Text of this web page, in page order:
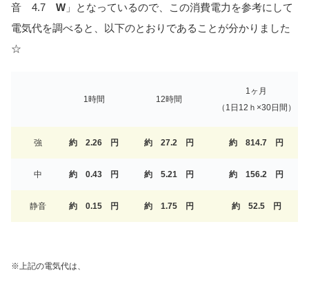
音 4.7 W 」となっているので、この消費電力を参考にして
電気代を調べると、以下のとおりであることが分かりました
☆
1時間 12時間
1ヶ月
（1日12ｈ×30日間）
強 約 2.26 円 約 27.2 円 約 814.7 円
中 約 0.43 円 約 5.21 円 約 156.2 円
静音 約 0.15 円 約 1.75 円 約 52.5 円
※上記の電気代は、